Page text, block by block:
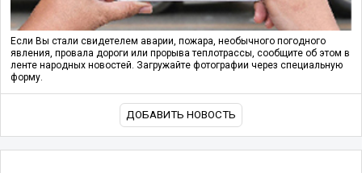
Если Вы стали свидетелем аварии, пожара, необычного погодного
явления, провала дороги или прорыва теплотрассы, сообщите об этом в
ленте народных новостей. Загружайте фотографии через специальную
форму.
ДОБАВИТЬ НОВОСТЬ